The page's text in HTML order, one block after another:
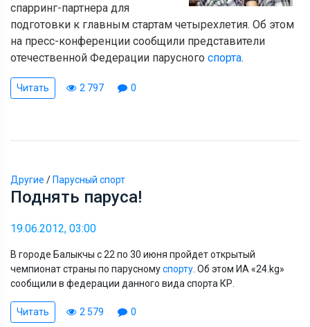
спарринг-партнера для
подготовки к главным стартам четырехлетия. Об этом
на пресс-конференции сообщили представители
отечественной Федерации парусного спорта.
Читать 2 797 0
Другие / Парусный спорт
Поднять паруса!
19.06.2012, 03:00
В городе Балыкчы с 22 по 30 июня пройдет открытый
чемпионат страны по парусномуспорту . Об этом ИА «24.kg»
сообщили в федерации данного вида спорта КР.
Читать 2 579 0